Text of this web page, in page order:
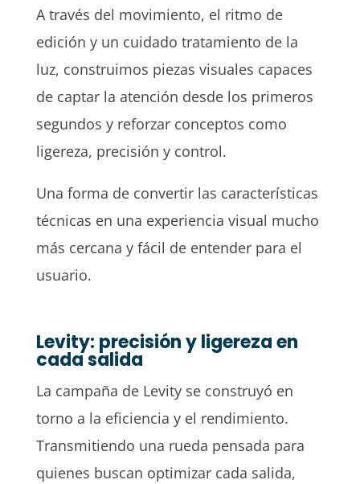
A través del movimiento, el ritmo de
edición y un cuidado tratamiento de la
luz, construimos piezas visuales capaces
de captar la atención desde los primeros
segundos y reforzar conceptos como
ligereza, precisión y control.
Una forma de convertir las características
técnicas en una experiencia visual mucho
más cercana y fácil de entender para el
usuario.
Levity: precisión y ligereza en
cada salida
La campaña de Levity se construyó en
torno a la eficiencia y el rendimiento.
Transmitiendo una rueda pensada para
quienes buscan optimizar cada salida,